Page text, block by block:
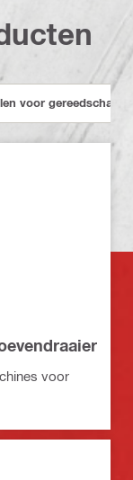
voor
voor